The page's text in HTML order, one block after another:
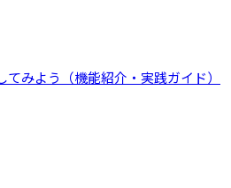
みよう（機能紹介・実践ガイド）